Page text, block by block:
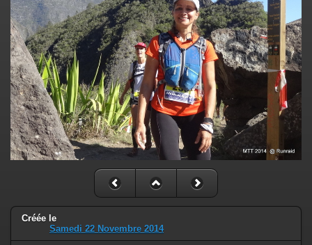
Créée le
Samedi 22 Novembre 2014